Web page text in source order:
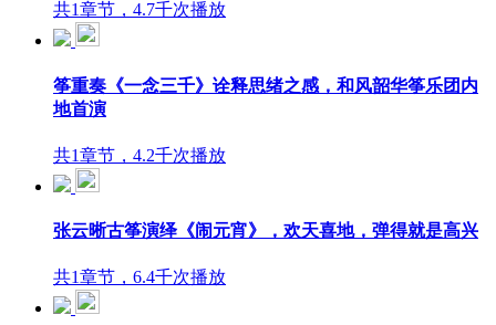
共1章节，4.7千次播放
筝重奏《一念三千》诠释思绪之感，和风韶华筝乐团内
地首演
共1章节，4.2千次播放
张云晰古筝演绎《闹元宵》，欢天喜地，弹得就是高兴
共1章节，6.4千次播放